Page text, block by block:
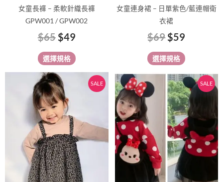
女童長褲 – 柔軟針織長褲
GPW001 / GPW002
$65$49
選擇規格
頁
選
擇
選
項
女童連身裙 – ️️️️日單紫色/藍連帽衛
衣裙
$69$59
選擇規格
頁
面
選
擇
選
項
SALE
原
始
價
格：
$98。
格：
$79。
此
產
品
有
種
款
式。
可
SALE
原
始
價
格：
$148。
目
前
價
格：
$99。
此
產
品
有
多
種
款
式。